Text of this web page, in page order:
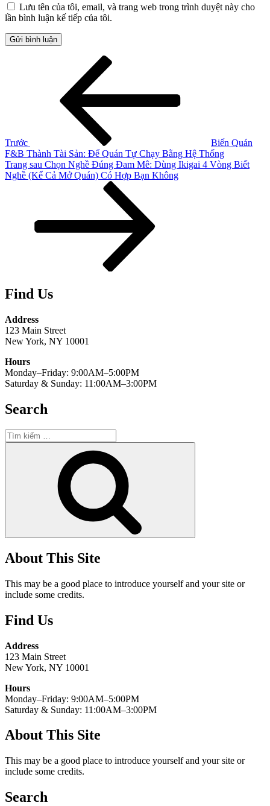
Lưu tên của tôi, email, và trang web trong trình duyệt này cho
lần bình luận kế tiếp của tôi.
Trước
Biến Quán
F&B Thành Tài Sản: Để Quán Tự Chạy Bằng Hệ Thống
Bài
tiếp
Trang sau Chọn Nghề Đúng Đam Mê: Dùng Ikigai 4 Vòng Biết
Nghề (Kể Cả Mở Quán) Có Hợp Bạn Không
Find Us
Address
123 Main Street
New York, NY 10001
Hours
Monday–Friday: 9:00AM–5:00PM
Saturday & Sunday: 11:00AM–3:00PM
Search
Tìm
kiếm:
About This Site
This may be a good place to introduce yourself and your site or
include some credits.
Find Us
Address
123 Main Street
New York, NY 10001
Hours
Monday–Friday: 9:00AM–5:00PM
Saturday & Sunday: 11:00AM–3:00PM
About This Site
This may be a good place to introduce yourself and your site or
include some credits.
Search